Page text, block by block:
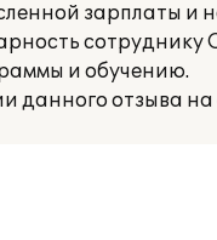
зарплаты и
и обучению.
данного отзыва